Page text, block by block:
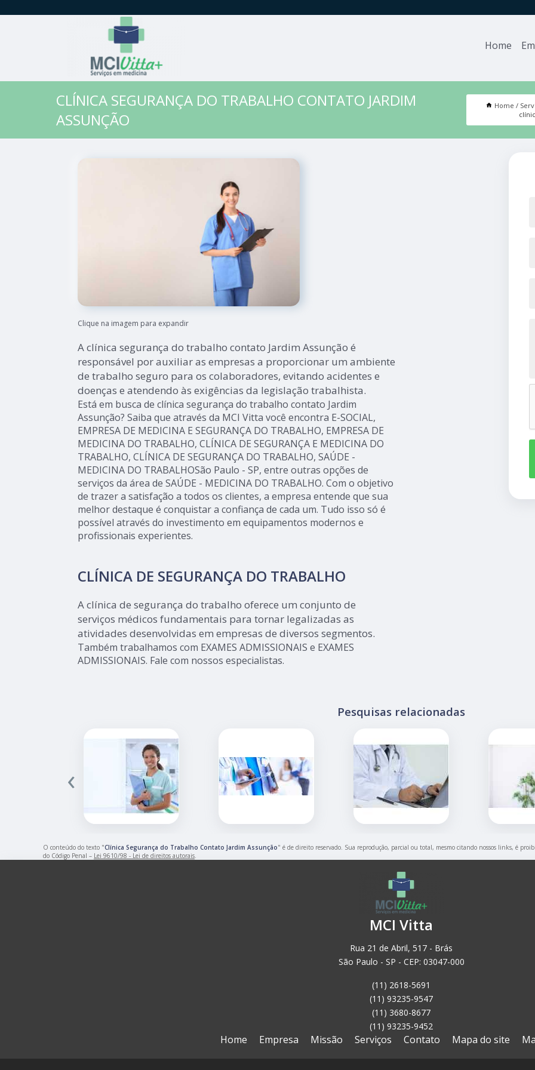
Home
CLÍNICA SEGURANÇA DO TRABALHO CONTATO JARDIM
ASSUNÇÃO
Home
Clique na imagem para expandir
A clínica segurança do trabalho contato Jardim Assunção é
responsável por auxiliar as empresas a proporcionar um ambiente
de trabalho seguro para os colaboradores, evitando acidentes e
doenças e atendendo às exigências da legislação trabalhista.
Está em busca de clínica segurança do trabalho contato Jardim
Assunção? Saiba que através da MCI Vitta você encontra E-SOCIAL,
EMPRESA DE MEDICINA E SEGURANÇA DO TRABALHO, EMPRESA DE
MEDICINA DO TRABALHO, CLÍNICA DE SEGURANÇA E MEDICINA DO
TRABALHO, CLÍNICA DE SEGURANÇA DO TRABALHO, SAÚDE -
MEDICINA DO TRABALHOSão Paulo - SP, entre outras opções de
serviços da área de SAÚDE - MEDICINA DO TRABALHO. Com o objetivo
de trazer a satisfação a todos os clientes, a empresa entende que sua
melhor destaque é conquistar a confiança de cada um. Tudo isso só é
possível através do investimento em equipamentos modernos e
profissionais experientes.
CLÍNICA DE SEGURANÇA DO TRABALHO
A clínica de segurança do trabalho oferece um conjunto de
serviços médicos fundamentais para tornar legalizadas as
atividades desenvolvidas em empresas de diversos segmentos.
Também trabalhamos com EXAMES ADMISSIONAIS e EXAMES
ADMISSIONAIS. Fale com nossos especialistas.
Pesquisas relacionadas
‹
O conteúdo do texto "Clínica Segurança do Trabalho Contato Jardim Assunção" é de direito reservado. Sua reprodução, parcial ou total, mesmo citando nossos links, é
do Código Penal – Lei 9610/98 - Lei de direitos autorais
MCI Vitta
Rua 21 de Abril, 517 - Brás
São Paulo - SP - CEP: 03047-000
(11) 2618-5691
(11) 93235-9547
(11) 3680-8677
(11) 93235-9452
Home Empresa Missão Serviços Contato Mapa do site